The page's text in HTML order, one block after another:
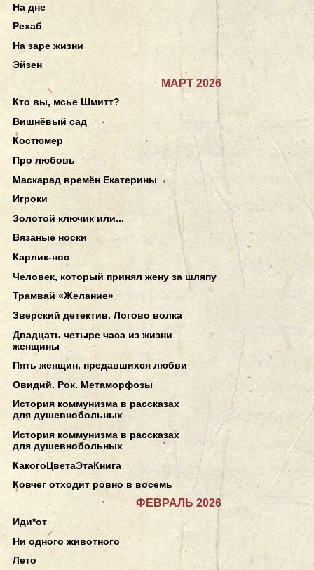
На дне
Рехаб
На заре жизни
Эйзен
МАРТ 2026
Кто вы, мсье Шмитт?
Вишнёвый сад
Костюмер
Про любовь
Маскарад времён Екатерины
Игроки
Золотой ключик или...
Вязаные носки
Карлик-нос
Человек, который принял жену за шляпу
Трамвай «Желание»
Зверский детектив. Логово волка
Двадцать четыре часа из жизни
женщины
Пять женщин, предавшихся любви
Овидий. Рок. Метаморфозы
История коммунизма в рассказах
для душевнобольных
История коммунизма в рассказах
для душевнобольных
КакогоЦветаЭтаКнига
Ковчег отходит ровно в восемь
ФЕВРАЛЬ 2026
Иди*от
Ни одного животного
Лето